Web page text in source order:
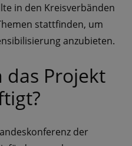
in den Kreisverbänden
stattfinden, um
anzubieten.
das Projekt
der